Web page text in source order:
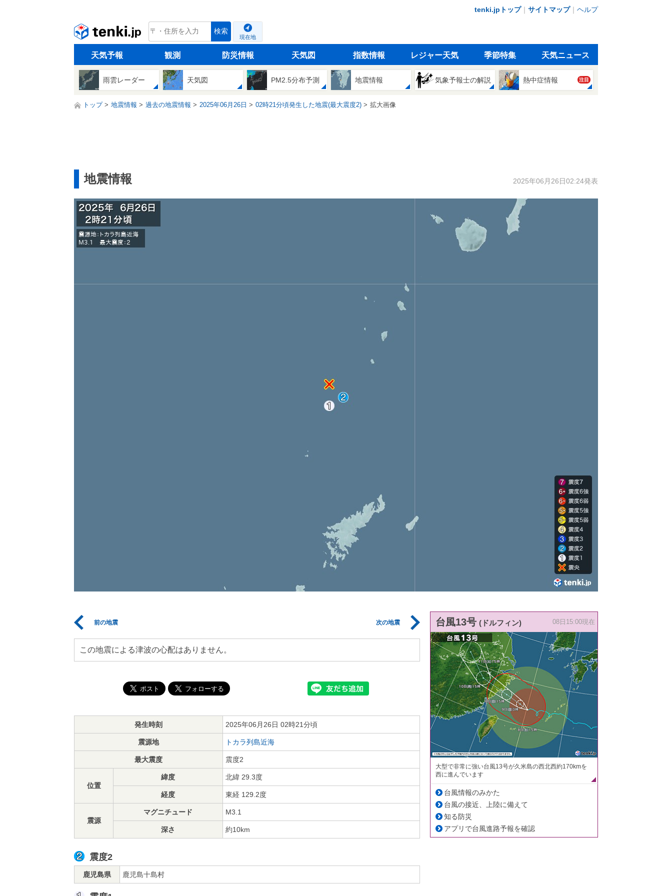
tenki.jpトップ｜ サイトマップ｜ ヘルプ
tenki.jp 検索
現在地
天気予報 観測 防災情報 天気図 指数情報 レジャー天気 季節特集 天気ニュース
雨雲レーダー 天気図 PM2.5分布予測 地震情報 気象予報士の解説 熱中症情報 注目
トップ 地震情報 過去の地震情報 2025年06月26日 02時21分頃発生した地震(最大震度2) 拡大画像
地震情報 2025年06月26日02:24発表
前の地震 次の地震
この地震による津波の心配はありません。
発生時刻 2025年06月26日 02時21分頃
震源地 トカラ列島近海
最大震度 震度2
位置
緯度 北緯 29.3度
経度 東経 129.2度
震源
マグニチュード M3.1
深さ 約10km
震度2
鹿児島県 鹿児島十島村
台風13号 (ドルフィン) 08日15:00現在
大型で非常に強い台風13号が久米島の西北西約170kmを
西に進んでいます
台風情報のみかた
台風の接近、上陸に備えて
知る防災
アプリで台風進路予報を確認